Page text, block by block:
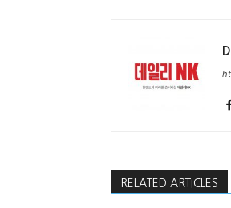
RELATED ARTICLES